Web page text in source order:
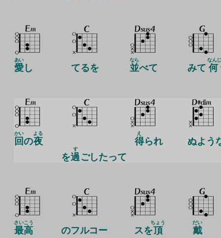
愛
あい
し てるを 並
なら
べて みて 何
なん
回
かい
の夜
よる
を過
す
ごしたって
得
え
られ ぬよう
最高
さいこう
のフルコー スを頂
ちょう
戴
だい